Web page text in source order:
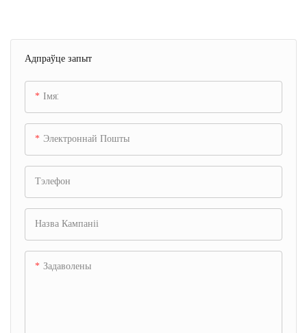
Адпраўце запыт
Імя:
Электроннай Пошты
Тэлефон
Назва Кампаніі
Задаволены